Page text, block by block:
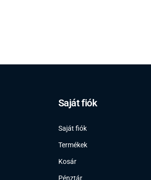
Saját fiók
Saját fiók
Termékek
Kosár
Pénztár